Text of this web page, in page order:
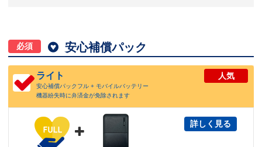
必須  安心補償パック
ライト
安心補償パックフル + モバイルバッテリー
機器紛失時に弁済金が免除されます
人気

詳しく見る